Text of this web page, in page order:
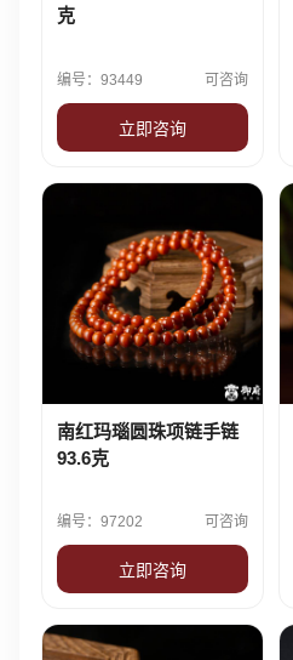
克
编号：93449 可咨询
立即咨询
南红玛瑙圆珠项链手链
93.6克
编号：97202 可咨询
立即咨询